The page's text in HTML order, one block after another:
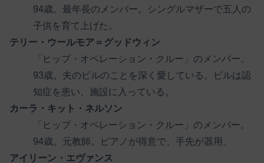
94歳。最年長のメンバー。シングルマザーで五人の
子供を育て上げた。
テリー・ウールモア＝グッドウィン
「ヒップ・オペレーション・クルー」のメンバー。
93歳。夫のビルのことを深く愛している。ビルは認
知症を患い、施設に入っている。
カーラ・キット・ネルソン
「ヒップ・オペレーション・クルー」のメンバー。
94歳。元教師。ピアノが得意で、手先が器用。
アイリーン・エヴァンス